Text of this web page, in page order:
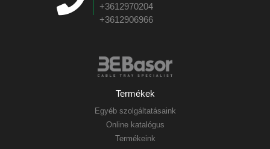
+3612970204
+3612906966
Termékek
Egyéb szolgáltatásaink
Online katalógus
Termékeink